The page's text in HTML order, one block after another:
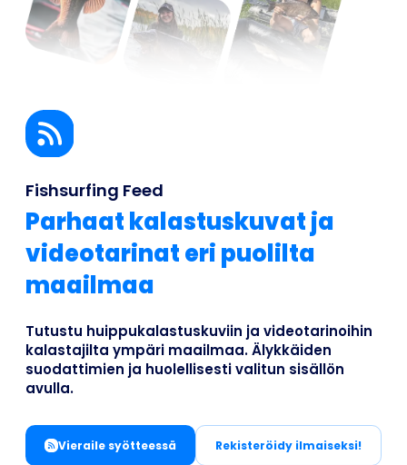
Tietoja sovelluksesta
Business
Fishsurfing Feed
Parhaat kalastuskuvat ja
videotarinat eri puolilta
maailmaa
Tutustu huippukalastuskuviin ja videotarinoihin
kalastajilta ympäri maailmaa. Älykkäiden
suodattimien ja huolellisesti valitun sisällön
avulla.
Vieraile syötteessä Rekisteröidy ilmaiseksi!